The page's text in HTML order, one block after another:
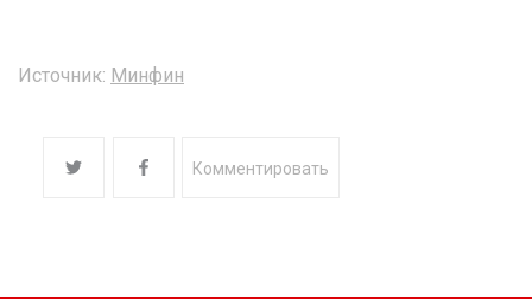
Источник: Минфин
Комментировать